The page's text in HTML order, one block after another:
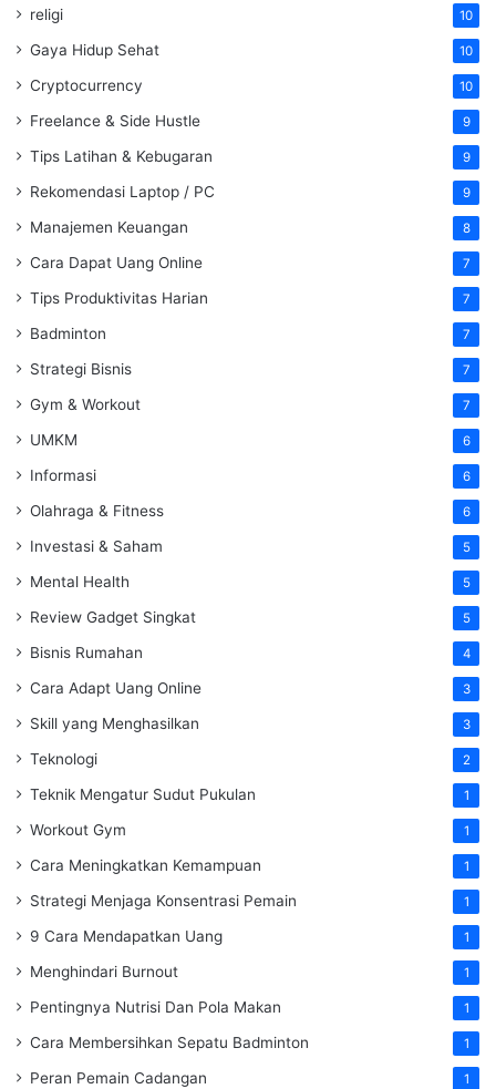
religi 10
Gaya Hidup Sehat 10
Cryptocurrency 10
Freelance & Side Hustle 9
Tips Latihan & Kebugaran 9
Rekomendasi Laptop / PC 9
Manajemen Keuangan 8
Cara Dapat Uang Online 7
Tips Produktivitas Harian 7
Badminton 7
Strategi Bisnis 7
Gym & Workout 7
UMKM 6
Informasi 6
Olahraga & Fitness 6
Investasi & Saham 5
Mental Health 5
Review Gadget Singkat 5
Bisnis Rumahan 4
Cara Adapt Uang Online 3
Skill yang Menghasilkan 3
Teknologi 2
Teknik Mengatur Sudut Pukulan 1
Workout Gym 1
Cara Meningkatkan Kemampuan 1
Strategi Menjaga Konsentrasi Pemain 1
9 Cara Mendapatkan Uang 1
Menghindari Burnout 1
Pentingnya Nutrisi Dan Pola Makan 1
Cara Membersihkan Sepatu Badminton 1
Peran Pemain Cadangan 1